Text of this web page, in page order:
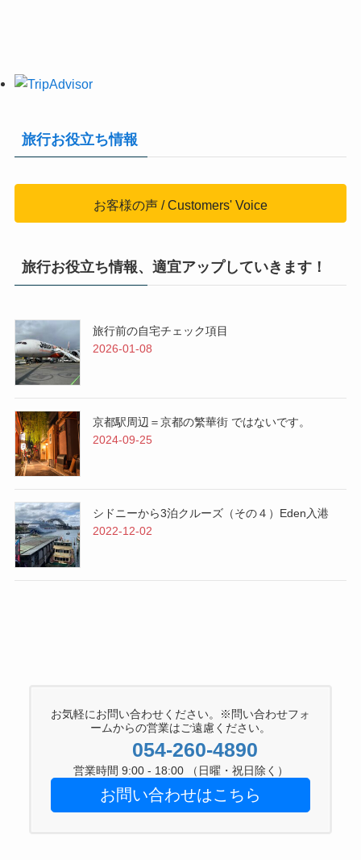
旅行お役立ち情報
お客様の声 / Customers' Voice
旅行お役立ち情報、適宜アップしていきます！
旅行前の自宅チェック項目
2026-01-08
京都駅周辺＝京都の繁華街 ではないです。
2024-09-25
シドニーから3泊クルーズ（その４）Eden入港
2022-12-02
お気軽にお問い合わせください。※問い合わせフォ
ームからの営業はご遠慮ください。
054-260-4890
営業時間 9:00 - 18:00 （日曜・祝日除く）
お問い合わせはこちら